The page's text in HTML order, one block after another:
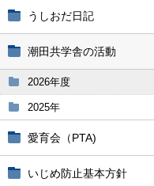
うしおだ日記
潮田共学舎の活動
2026年度
2025年
愛育会（PTA)
いじめ防止基本方針